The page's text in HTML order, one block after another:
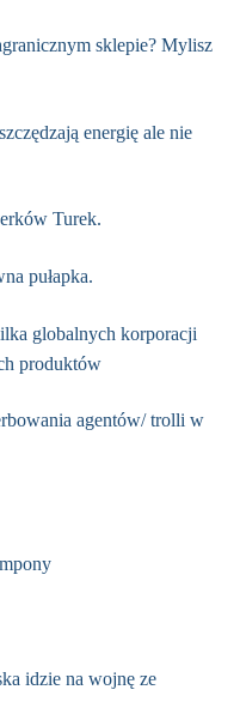
sklepie? Mylisz
energię ale nie
Turek.
pułapka.
globalnych korporacji
produktów
agentów/ trolli w
idzie na wojnę ze